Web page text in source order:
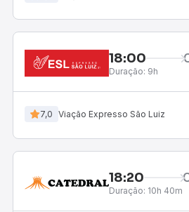
18:00
Duração: 9h
7,0 Viação Expresso São Luiz
18:20
Duração: 10h 40m